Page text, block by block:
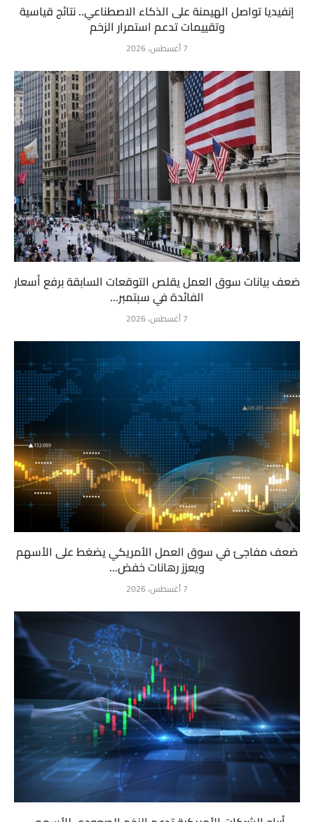
إنفيديا تواصل الهيمنة على الذكاء الاصطناعي.. نتائج قياسية
وتقييمات تدعم استمرار الزخم
7 أغسطس، 2026
ضعف بيانات سوق العمل يقلص التوقعات السابقة برفع أسعار
الفائدة في سبتمبر...
7 أغسطس، 2026
ضعف مفاجئ في سوق العمل الأمريكي يضغط على الأسهم
ويعزز رهانات خفض...
7 أغسطس، 2026